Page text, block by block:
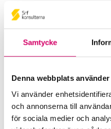
Samtycke
Denna webbplats
Vi använder
och annonserna till
för sociala medier och
Lagolas AB
Srf Auktoriserade
Jon Samuel Lasses
Auktoriserad